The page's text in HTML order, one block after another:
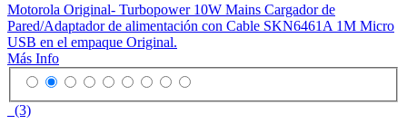
Motorola Original- Turbopower 10W Mains Cargador de
Pared/Adaptador de alimentación con Cable SKN6461A 1M Micro
USB en el empaque Original.
Más Info
(3)